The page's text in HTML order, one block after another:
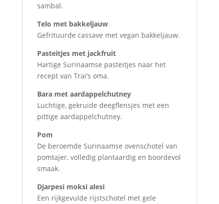
sambal.
Telo met bakkeljauw
Gefrituurde cassave met vegan bakkeljauw.
Pasteitjes met jackfruit
Hartige Surinaamse pasteitjes naar het
recept van Trai’s oma.
Bara met aardappelchutney
Luchtige, gekruide deegflensjes met een
pittige aardappelchutney.
Pom
De beroemde Surinaamse ovenschotel van
pomtajer, volledig plantaardig en boordevol
smaak.
Djarpesi moksi alesi
Een rijkgevulde rijstschotel met gele